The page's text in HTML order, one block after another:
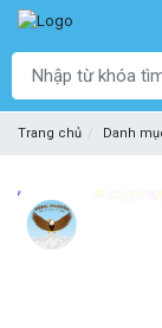
Trang chủ Danh